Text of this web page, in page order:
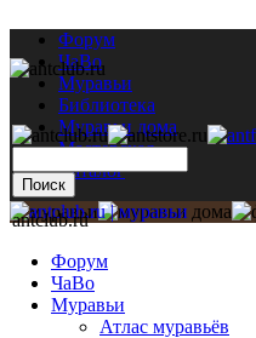
Форум
ЧаВо
Муравьи
Библиотека
Муравьи дома
Мастерская
Каталог
antclub.ru
Форум
ЧаВо
Муравьи
Атлас муравьёв